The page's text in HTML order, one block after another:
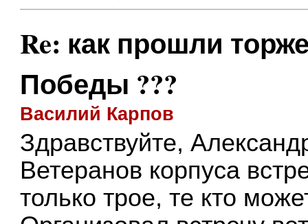
Re: как прошли
Победы ???
Василий Карпов
Здравствуйте,
Ветеранов корпуса
только трое, те кто